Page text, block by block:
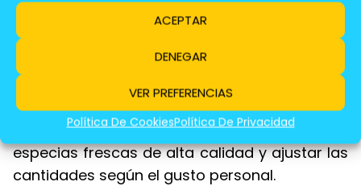
ACEPTAR
DENEGAR
VER PREFERENCIAS
Política De CookiesPolítica De Privacidad
pueden encontrar en una mezcla de especias
Tikka Masala. El uso de diferentes especias y
la cantidad de cada una depende de la
receta y del cocinero.
La clave para un buen Tikka Masala es usar
especias frescas de alta calidad y ajustar las
cantidades según el gusto personal.